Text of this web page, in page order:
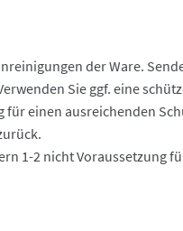
der Ware.
Sie ggf. eine
einen ausreichenden
1-2 nicht Voraussetzung